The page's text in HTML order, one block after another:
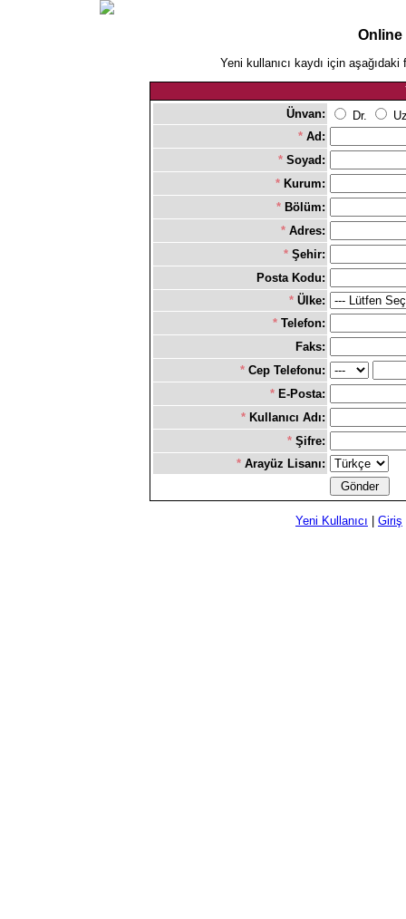
Online
Yeni kullanıcı kaydı için
Ünvan:
Dr.
* Ad:
* Soyad:
* Kurum:
* Bölüm:
* Adres:
* Şehir:
Posta Kodu:
* Ülke:
* Telefon:
Faks:
* Cep Telefonu:
* E-Posta:
* Kullanıcı Adı:
* Şifre:
* Arayüz Lisanı:
Yeni Kullanıcı | Giriş